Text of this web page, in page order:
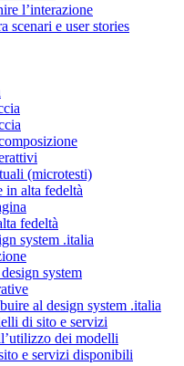
l’interazione
scenari e user stories
(microtesti)
in alta fedeltà
fedeltà
system .italia
system
al design system .italia
di sito e servizi
dei modelli
e servizi disponibili